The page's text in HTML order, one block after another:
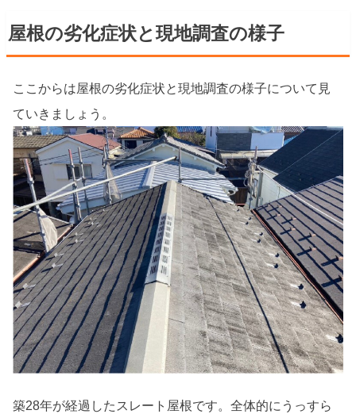
屋根の劣化症状と現地調査の様子
ここからは屋根の劣化症状と現地調査の様子について見
ていきましょう。
築28年が経過したスレート屋根です。全体的にうっすら